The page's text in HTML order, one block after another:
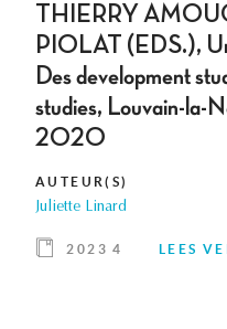
THIERRY
PIOLAT (EDS.),
Des development
studies, Louvain-la-
2020
AUTEUR(S)
Juliette Linard
2023 4 LEES